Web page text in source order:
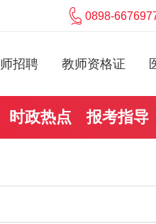
0898-
招聘 教师资格证
时政热点 报考指导